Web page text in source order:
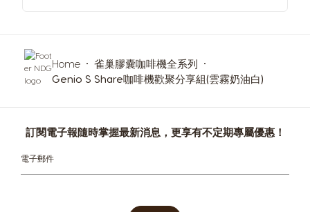
訂閱電子報隨時掌握最新消息，更享有不定期專屬優惠！
電子郵件
Home
雀巢膠囊咖啡機全系列
Genio S Share咖啡機歡聚分享組(雲霧奶油白)